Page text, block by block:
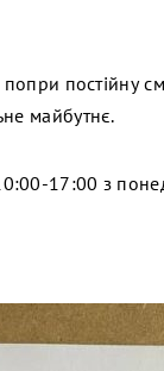
постійну
майбутнє.
17:00 з